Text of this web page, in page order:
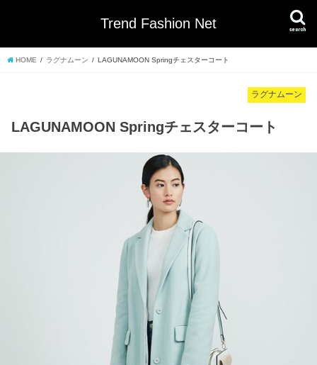
Trend Fashion Net search
HOME ラグナムーン LAGUNAMOON Springチェスターコート
ラグナムーン
LAGUNAMOON Springチェスターコート